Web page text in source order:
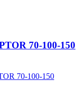
70-100-150